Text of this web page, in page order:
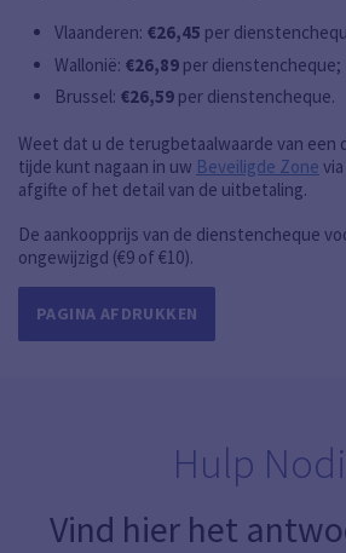
Vlaanderen: €26,45 per
Wallonië: €26,89 per dienstencheque;
Brussel: €26,59 per dienstencheque.
Weet dat u de terugbetaalwaarde van een
tijde kunt nagaan in uw Beveiligde Zone
afgifte of het detail van de uitbetaling.
De aankoopprijs van de dienstencheque
ongewijzigd (€9 of €10).
PAGINA AFDRUKKEN
Hulp
Vind hier het